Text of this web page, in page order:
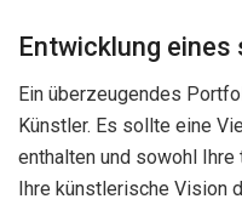
Entwicklung
Ein überzeugendes
Künstler. Es sollte eine
enthalten und sowohl
Ihre künstlerische Vision